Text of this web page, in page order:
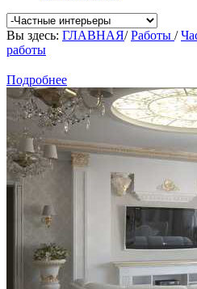
Вы здесь: ГЛАВНАЯ/Работы /
работы
Подробнее